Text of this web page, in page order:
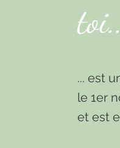
... est
le 1er
et est